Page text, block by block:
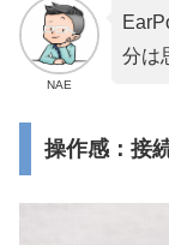
NAE
分は
操作感：接